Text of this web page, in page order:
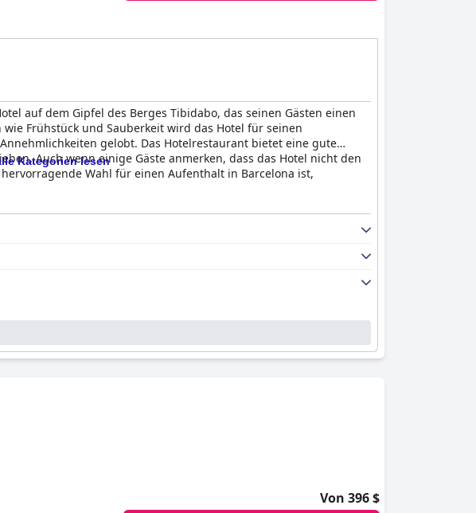
auf dem Gipfel des Berges Tibidabo, das seinen Gästen einen
Frühstück und Sauberkeit wird das Hotel für seinen
gelobt. Das Hotelrestaurant bietet eine gute
Auch wenn einige Gäste anmerken, dass das Hotel nicht den
Wahl für einen Aufenthalt in Barcelona ist,
Kategorien lesen
Von 396 $